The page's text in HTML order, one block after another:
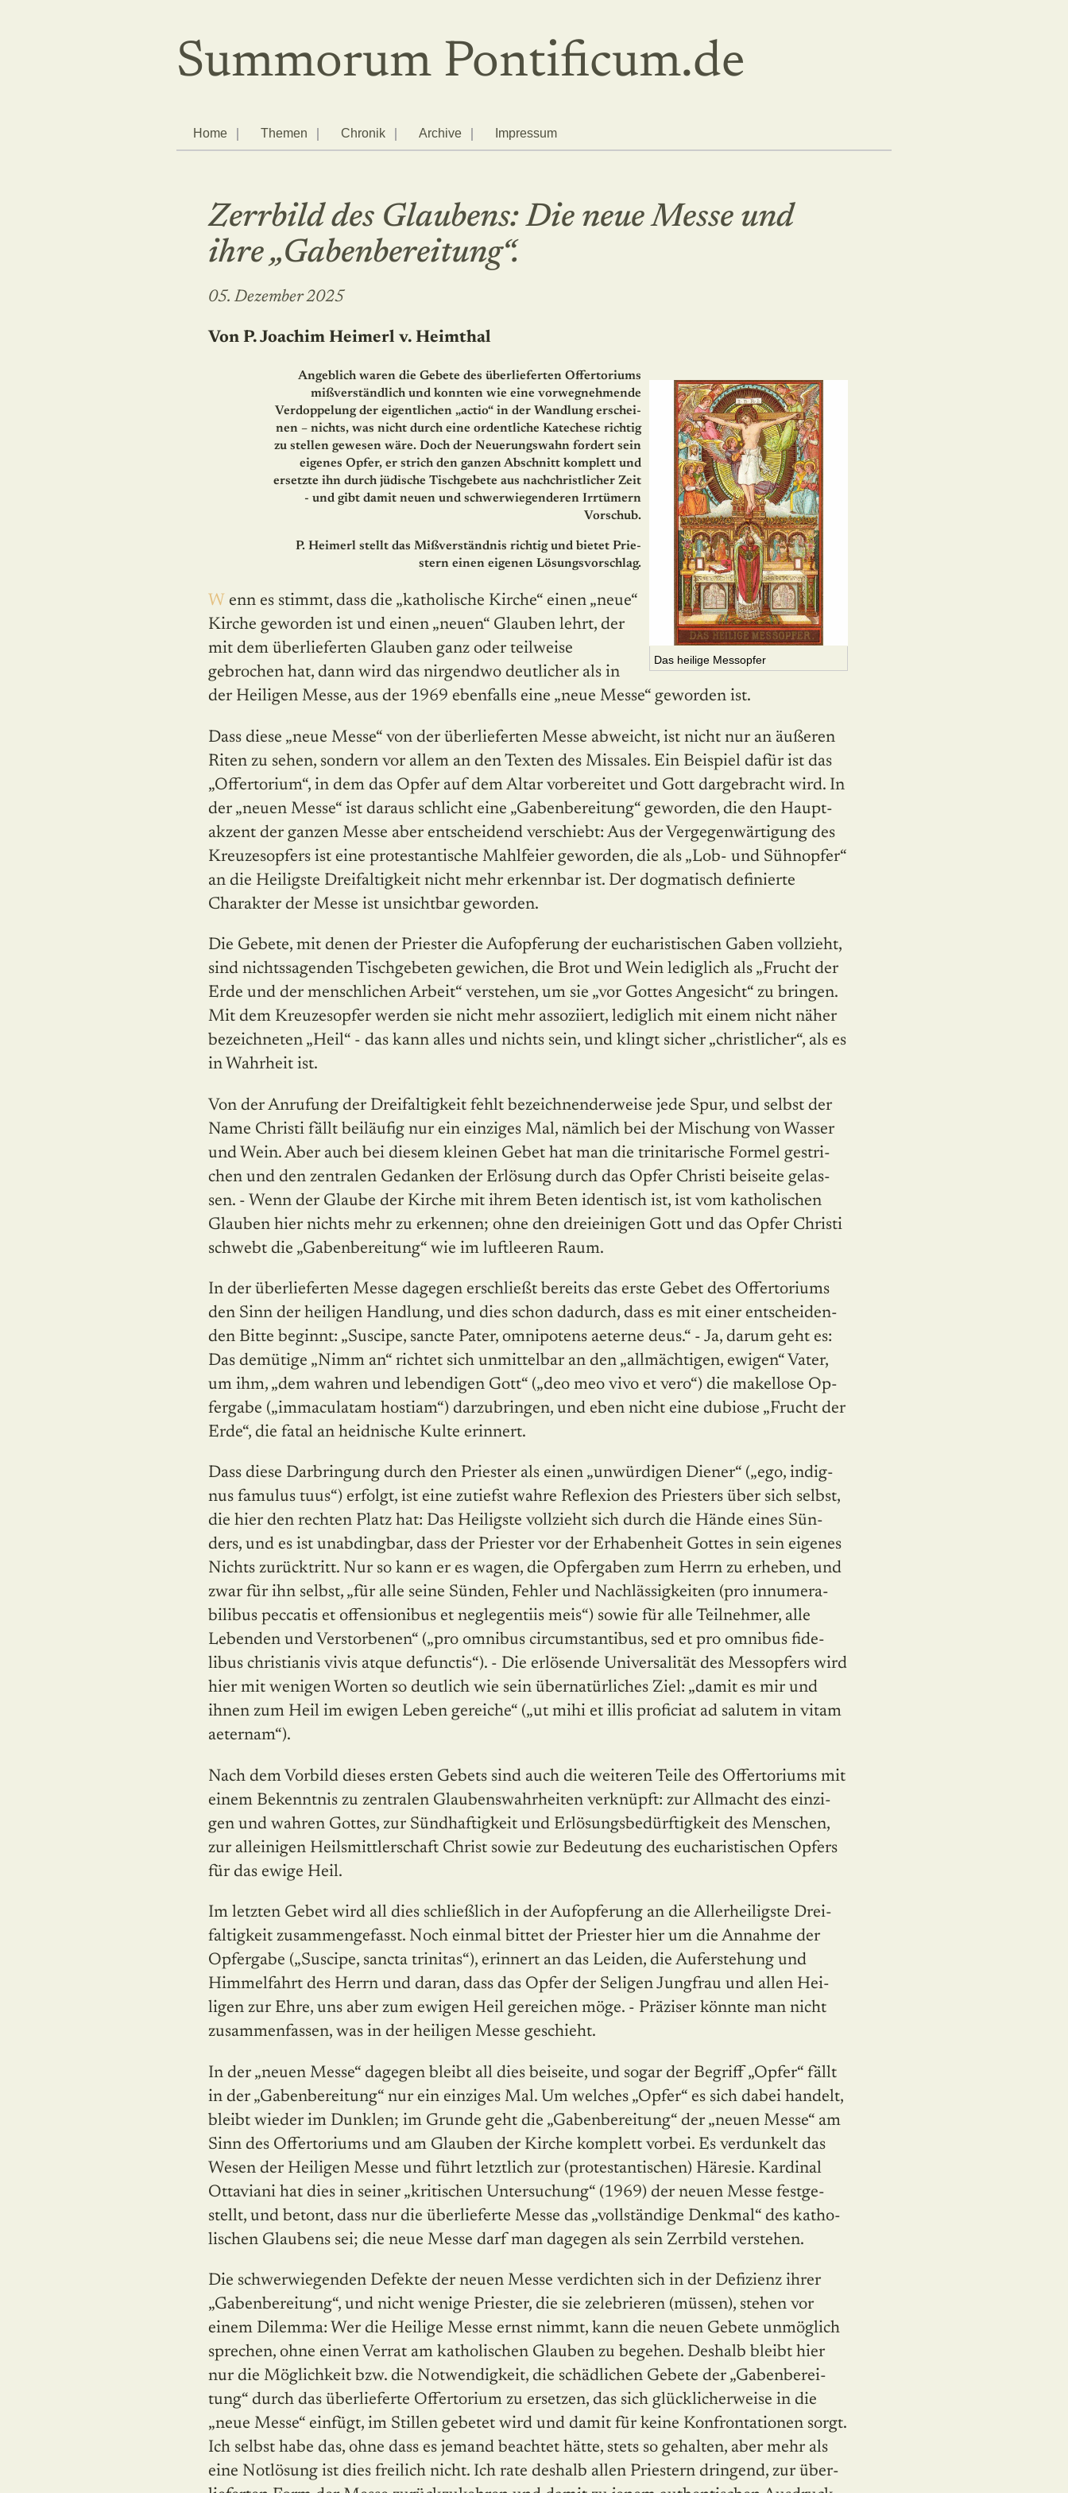
Summorum Pontificum.de
Home Themen Chronik Archive Impressum
Zerrbild des Glaubens: Die neue Messe und
ihre „Gabenbereitung“.
05. Dezember 2025
Von P. Joachim Heimerl v. Heimthal
Das heilige Messopfer
Angeblich waren die Gebete des überlieferten Offertoriums
mißverständlich und konnten wie eine vorwegnehmende
Verdoppelung der eigentlichen „actio“ in der Wandlung er­schei­
nen – nichts, was nicht durch eine ordentliche Katechese richtig
zu stellen gewesen wäre. Doch der Neuerungswahn fordert sein
eigenes Opfer, er strich den ganzen Abschnitt komp­lett und
ersetzte ihn durch jüdische Tischge­bete aus nachchristlicher Zeit
- und gibt damit neuen und schwerwiegenderen Irrtümern
Vorschub.
P. Heimerl stellt das Mißverständnis richtig und bietet Prie­
stern einen eigenen Lösungsvorschlag.
Wenn es stimmt, dass die „katholische Kirche“ einen „neue“
Kirche geworden ist und einen „neuen“ Glauben lehrt, der
mit dem über­lie­fer­ten Glauben ganz oder teilweise
gebrochen hat, dann wird das nirgendwo deutlicher als in
der Heiligen Messe, aus der 1969 ebenfalls eine „neue Messe“ geworden ist.
Dass diese „neue Messe“ von der überlieferten Messe ab­weicht, ist nicht nur an äußeren
Riten zu sehen, sondern vor allem an den Texten des Missales. Ein Beispiel dafür ist das
„Offertorium“, in dem das Opfer auf dem Altar vorbereitet und Gott dargebracht wird. In
der „neuen Messe“ ist daraus schlicht eine „Gabenbereitung“ geworden, die den Haupt­
akzent der ganzen Messe aber entscheidend verschiebt: Aus der Vergegenwärtigung des
Kreuzesopfers ist eine protestantische Mahlfeier geworden, die als „Lob- und Sühnopfer“
an die Heiligste Dreifaltigkeit nicht mehr erkennbar ist. Der dogmatisch definierte
Charakter der Messe ist unsichtbar geworden.
Die Gebete, mit denen der Priester die Aufopferung der eucharistischen Gaben vollzieht,
sind nichtssagenden Tischgebeten gewichen, die Brot und Wein lediglich als „Frucht der
Erde und der menschlichen Arbeit“ verstehen, um sie „vor Gottes Angesicht“ zu bringen.
Mit dem Kreuzesopfer werden sie nicht mehr assoziiert, lediglich mit einem nicht näher
bezeichneten „Heil“ - das kann alles und nichts sein, und klingt sicher „christlicher“, als es
in Wahrheit ist.
Von der Anrufung der Dreifaltigkeit fehlt bezeichnenderweise jede Spur, und selbst der
Name Christi fällt beiläufig nur ein einziges Mal, nämlich bei der Mischung von Wasser
und Wein. Aber auch bei diesem kleinen Gebet hat man die trinitarische Formel gestri­
chen und den zentralen Gedanken der Erlösung durch das Opfer Christi beiseite gelas­
sen. - Wenn der Glaube der Kirche mit ihrem Beten identisch ist, ist vom katholischen
Glauben hier nichts mehr zu erkennen; ohne den dreieinigen Gott und das Opfer Christi
schwebt die „Gabenbereitung“ wie im luftleeren Raum.
In der überlieferten Messe dagegen erschließt bereits das erste Gebet des Offertoriums
den Sinn der heiligen Handlung, und dies schon dadurch, dass es mit einer entschei­den­
den Bitte beginnt: „Suscipe, sancte Pater, omnipotens aeterne deus.“ - Ja, darum geht es:
Das demütige „Nimm an“ richtet sich unmittelbar an den „allmächtigen, ewigen“ Vater,
um ihm, „dem wahren und lebendigen Gott“ („deo meo vivo et vero“) die makellose Op­
fer­gabe („immaculatam hostiam“) darzubringen, und eben nicht eine dubiose „Frucht der
Erde“, die fatal an heidnische Kulte erinnert.
Dass diese Darbringung durch den Priester als einen „unwürdigen Diener“ („ego, indig­
nus famulus tuus“) erfolgt, ist eine zutiefst wahre Reflexion des Priesters über sich selbst,
die hier den rechten Platz hat: Das Heiligste vollzieht sich durch die Hände eines Sün­
ders, und es ist unabdingbar, dass der Priester vor der Erhabenheit Gottes in sein eigenes
Nichts zurücktritt. Nur so kann er es wagen, die Opfergaben zum Herrn zu erheben, und
zwar für ihn selbst, „für alle seine Sünden, Fehler und Nachlässigkeiten (pro innume­ra­
bilibus peccatis et offensionibus et neglegentiis meis“) sowie für alle Teilnehmer, alle
Lebenden und Verstorbenen“ („pro omnibus circumstantibus, sed et pro omnibus fide­
libus christianis vivis atque defunctis“). - Die erlösende Universalität des Messopfers wird
hier mit wenigen Worten so deutlich wie sein übernatürliches Ziel: „damit es mir und
ihnen zum Heil im ewigen Leben gereiche“ („ut mihi et illis proficiat ad salutem in vitam
aeternam“).
Nach dem Vorbild dieses ersten Gebets sind auch die weiteren Teile des Offertoriums mit
einem Bekenntnis zu zentralen Glaubenswahrheiten verknüpft: zur Allmacht des einzi­
gen und wahren Gottes, zur Sündhaftigkeit und Erlösungsbedürftigkeit des Menschen,
zur alleinigen Heilsmittlerschaft Christ sowie zur Bedeutung des eucharistischen Opfers
für das ewige Heil.
Im letzten Gebet wird all dies schließlich in der Aufopferung an die Allerheiligste Drei­
fal­tigkeit zusammengefasst. Noch einmal bittet der Priester hier um die Annahme der
Opfergabe („Suscipe, sancta trinitas“), erinnert an das Leiden, die Auferstehung und
Himmelfahrt des Herrn und daran, dass das Opfer der Seligen Jungfrau und allen Hei­
ligen zur Ehre, uns aber zum ewigen Heil gereichen möge. - Präziser könnte man nicht
zusammenfassen, was in der heiligen Messe geschieht.
In der „neuen Messe“ dagegen bleibt all dies beiseite, und sogar der Begriff „Opfer“ fällt
in der „Gabenbereitung“ nur ein einziges Mal. Um welches „Opfer“ es sich dabei handelt,
bleibt wieder im Dunklen; im Grunde geht die „Gabenbereitung“ der „neuen Messe“ am
Sinn des Offertoriums und am Glauben der Kirche komplett vorbei. Es verdunkelt das
Wesen der Heiligen Messe und führt letztlich zur (protestantischen) Häresie. Kardinal
Ottaviani hat dies in seiner „kritischen Untersuchung“ (1969) der neuen Messe festge­
stellt, und betont, dass nur die überlieferte Messe das „vollständige Denkmal“ des katho­
lischen Glaubens sei; die neue Messe darf man dagegen als sein Zerrbild verstehen.
Die schwerwiegenden Defekte der neuen Messe verdichten sich in der Defizienz ihrer
„Gabenbereitung“, und nicht wenige Priester, die sie zelebrieren (müssen), stehen vor
einem Dilemma: Wer die Heilige Messe ernst nimmt, kann die neuen Gebete unmöglich
sprechen, ohne einen Verrat am katholischen Glauben zu begehen. Deshalb bleibt hier
nur die Möglichkeit bzw. die Notwendigkeit, die schädlichen Gebete der „Gabenberei­
tung“ durch das überlieferte Offertorium zu ersetzen, das sich glücklicherweise in die
„neue Messe“ einfügt, im Stillen gebetet wird und damit für keine Konfrontationen sorgt.
Ich selbst habe das, ohne dass es jemand beachtet hätte, stets so gehalten, aber mehr als
eine Notlösung ist dies freilich nicht. Ich rate deshalb allen Priestern dringend, zur über­